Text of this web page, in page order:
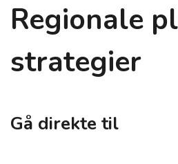
Regionale
strategier
Gå direkte til